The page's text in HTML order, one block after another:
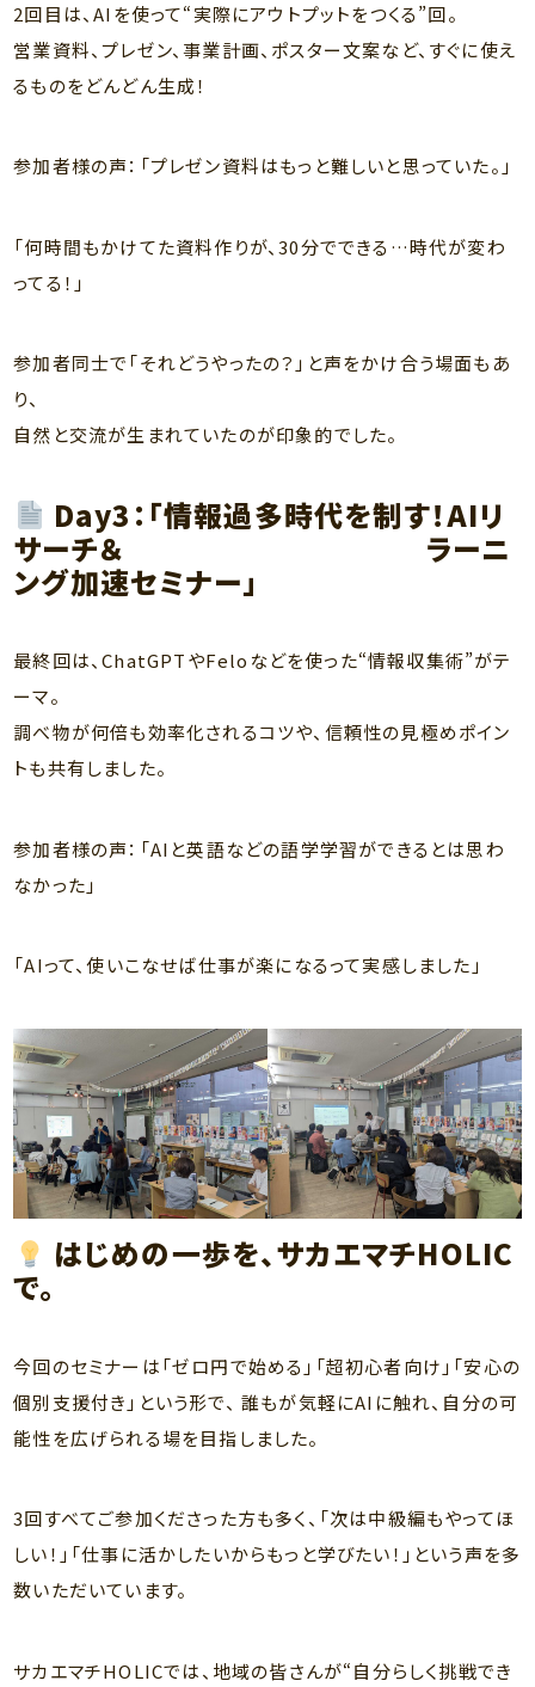
2回目は、AIを使って“実際にアウトプットをつくる”回。
営業資料、プレゼン、事業計画、ポスター文案など、すぐに使え
るものをどんどん生成！
参加者様の声：「プレゼン資料はもっと難しいと思っていた。」
「何時間もかけてた資料作りが、30分でできる…時代が変わ
ってる！」
参加者同士で「それどうやったの？」と声をかけ合う場面もあ
り、
自然と交流が生まれていたのが印象的でした。
Day3： 「情報過多時代を制す！AIリ
サーチ＆ ラーニ
ング加速セミナー」
最終回は、ChatGPTやFeloなどを使った“情報収集術”がテ
ーマ。
調べ物が何倍も効率化されるコツや、信頼性の見極めポイン
トも共有しました。
参加者様の声：「AIと英語などの語学学習ができるとは思わ
なかった」
「AIって、使いこなせば仕事が楽になるって実感しました」
はじめの一歩を、サカエマチHOLIC
で。
今回のセミナーは「ゼロ円で始める」「超初心者向け」「安心の
個別支援付き」という形で、 誰もが気軽にAIに触れ、自分の可
能性を広げられる場を目指しました。
3回すべてご参加くださった方も多く、「次は中級編もやってほ
しい！」「仕事に活かしたいからもっと学びたい！」という声を多
数いただいています。
サカエマチHOLICでは、地域の皆さんが“自分らしく挑戦でき